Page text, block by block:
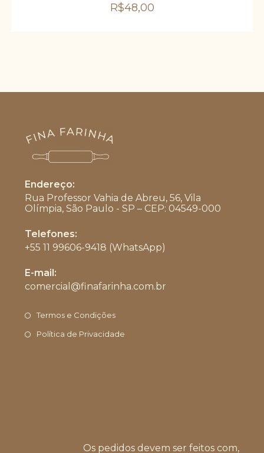
R$48,00
Endereço:
Rua Professor Vahia de Abreu, 56, Vila
Olímpia, São Paulo - SP – CEP: 04549-000
Telefones:
+55 11 99606-9418 (WhatsApp)
em
seu
E-mail:
comercial@finafarinha.com.brAbre
Termos e Condições
Política de Privacidade
Os pedidos devem ser feitos com,